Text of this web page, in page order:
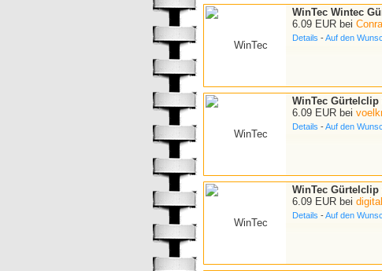
WinTec Wintec
6.09 EUR bei
Details -Auf den
WinTec Gürtelclip
6.09 EUR bei
Details -Auf den
WinTec Gürtelclip
6.09 EUR bei
Details -Auf den